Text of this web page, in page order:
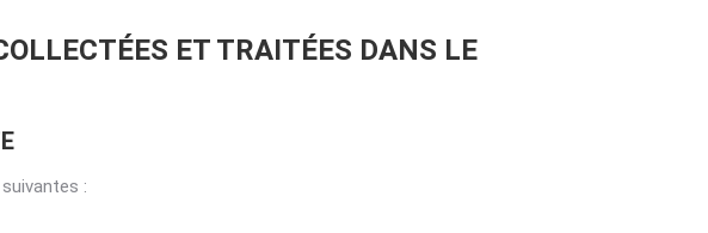
ET TRAITÉES DANS LE
: